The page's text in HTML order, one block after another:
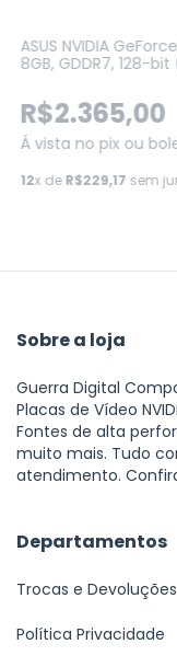
ASUS NVIDIA
8GB, GDDR7, 128-
R$2.365,00
Á vista no pix ou
12x deR$229,17 sem
Sobre a loja
Guerra Digital
Placas de Vídeo
Fontes de alta
muito mais. Tudo
atendimento.
Departamentos
Trocas e Devoluções
Política Privacidade